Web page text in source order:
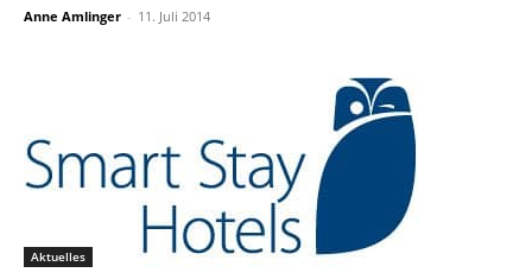
Anne Amlinger - 11. Juli 2014
Aktuelles